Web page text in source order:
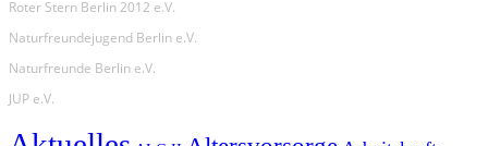
Roter Stern Berlin 2012 e.V.
Naturfreundejugend Berlin e.V.
Naturfreunde Berlin e.V.
JUP e.V.